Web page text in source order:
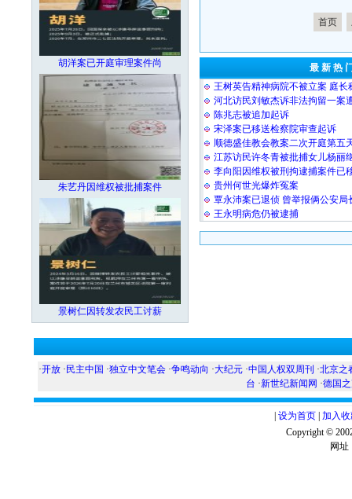
胡洋案已开庭审理案件尚
朱艺丹因维权被批捕案件
景树仁因转发农民工讨薪
首页
最 新 热
王树英告精神病院不被立案 庭长
河北访民刘敏杰诉非法拘留一案
陈兆志被追加起诉
宋泽案已移送检察院审查起诉
顺德盛佳教会教案二次开庭第五
江苏访民许冬青被批捕女儿杨丽
李向阳因维权被刑拘逮捕案件已
贵州何世光爆炸冤案
覃永沛案已退侦 曾举报俩公安局
王永明病危仍被逮捕
·开放 · 民主中国 ·独立中文笔会 ·争鸣动向 ·大纪元 ·中国人权双周刊 ·北京之
台 ·新世纪新闻网 ·德国
设为首页 加入
Copyright ©
网址